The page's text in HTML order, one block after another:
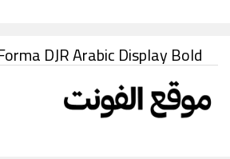
DJR Arabic Display Bold